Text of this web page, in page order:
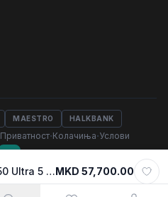
PC DELL PRO MICRO QCM1250 Ultra 5 235T/ 16GB DDR5 5600Mhz/ 512GB SSD M.2/ Wi-Fi+BT/ Mouse MS116 + Keyboard KB216MKD 57,700.00
MAESTRO HALKBANK
Приватност·Колачиња·Услови